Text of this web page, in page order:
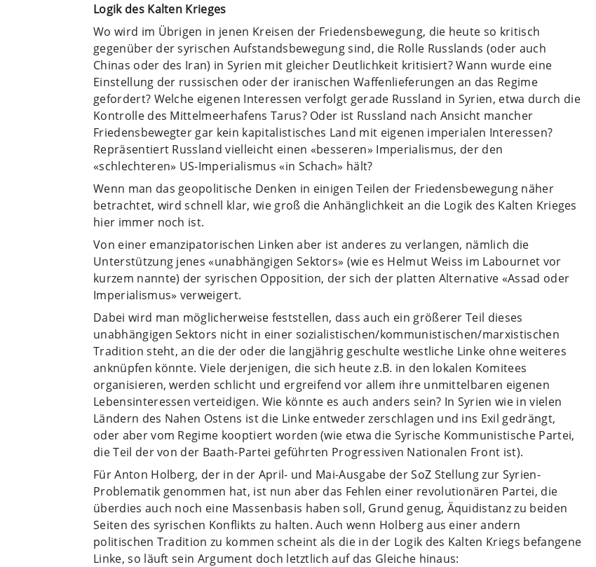
Logik des Kalten Krieges
Wo wird im Übrigen in jenen Kreisen der Friedensbewegung, die heute so kritisch
gegenüber der syrischen Aufstandsbewegung sind, die Rolle Russlands (oder auch
Chinas oder des Iran) in Syrien mit gleicher Deutlichkeit kritisiert? Wann wurde eine
Einstellung der russischen oder der iranischen Waffenlieferungen an das Regime
gefordert? Welche eigenen Interessen verfolgt gerade Russland in Syrien, etwa durch die
Kontrolle des Mittelmeerhafens Tarus? Oder ist Russland nach Ansicht mancher
Friedensbewegter gar kein kapitalistisches Land mit eigenen imperialen Interessen?
Repräsentiert Russland vielleicht einen «besseren» Imperialismus, der den
«schlechteren» US-Imperialismus «in Schach» hält?
Wenn man das geopolitische Denken in einigen Teilen der Friedensbewegung näher
betrachtet, wird schnell klar, wie groß die Anhänglichkeit an die Logik des Kalten Krieges
hier immer noch ist.
Von einer emanzipatorischen Linken aber ist anderes zu verlangen, nämlich die
Unterstützung jenes «unabhängigen Sektors» (wie es Helmut Weiss im Labournet vor
kurzem nannte) der syrischen Opposition, der sich der platten Alternative «Assad oder
Imperialismus» verweigert.
Dabei wird man möglicherweise feststellen, dass auch ein größerer Teil dieses
unabhängigen Sektors nicht in einer sozialistischen/kommunistischen/marxistischen
Tradition steht, an die der oder die langjährig geschulte westliche Linke ohne weiteres
anknüpfen könnte. Viele derjenigen, die sich heute z.B. in den lokalen Komitees
organisieren, werden schlicht und ergreifend vor allem ihre unmittelbaren eigenen
Lebensinteressen verteidigen. Wie könnte es auch anders sein? In Syrien wie in vielen
Ländern des Nahen Ostens ist die Linke entweder zerschlagen und ins Exil gedrängt,
oder aber vom Regime kooptiert worden (wie etwa die Syrische Kommunistische Partei,
die Teil der von der Baath-Partei geführten Progressiven Nationalen Front ist).
Für Anton Holberg, der in der April- und Mai-Ausgabe der SoZ Stellung zur Syrien-
Problematik genommen hat, ist nun aber das Fehlen einer revolutionären Partei, die
überdies auch noch eine Massenbasis haben soll, Grund genug, Äquidistanz zu beiden
Seiten des syrischen Konflikts zu halten. Auch wenn Holberg aus einer andern
politischen Tradition zu kommen scheint als die in der Logik des Kalten Kriegs befangene
Linke, so läuft sein Argument doch letztlich auf das Gleiche hinaus: